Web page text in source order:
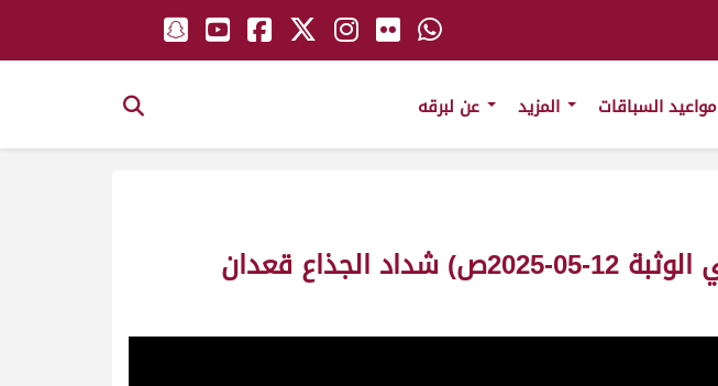
مواعيد السباقات
ش4 شاهين لـ بخيت ناصر النوبي العامري (مهرجان ختامي الوثبة 12-05-2025ص) شداد الجذاع قعدان